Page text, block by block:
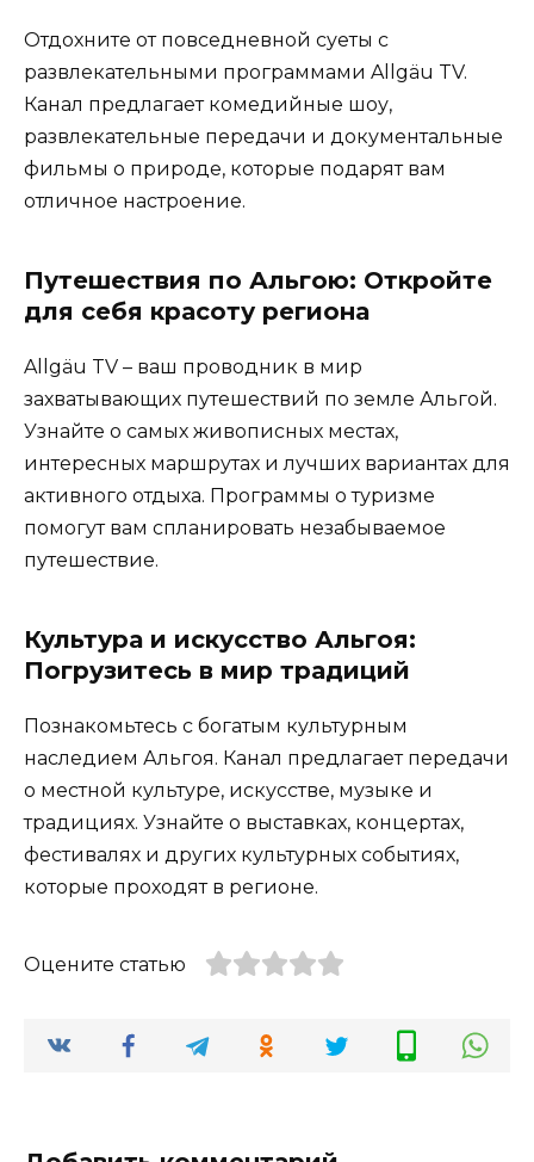
Отдохните от повседневной суеты с
развлекательными программами Allgäu TV.
Канал предлагает комедийные шоу,
развлекательные передачи и документальные
фильмы о природе, которые подарят вам
отличное настроение.
Путешествия по Альгою: Откройте
для себя красоту региона
Allgäu TV – ваш проводник в мир
захватывающих путешествий по земле Альгой.
Узнайте о самых живописных местах,
интересных маршрутах и лучших вариантах для
активного отдыха. Программы о туризме
помогут вам спланировать незабываемое
путешествие.
Культура и искусство Альгоя:
Погрузитесь в мир традиций
Познакомьтесь с богатым культурным
наследием Альгоя. Канал предлагает передачи
о местной культуре, искусстве, музыке и
традициях. Узнайте о выставках, концертах,
фестивалях и других культурных событиях,
которые проходят в регионе.
Оцените статью